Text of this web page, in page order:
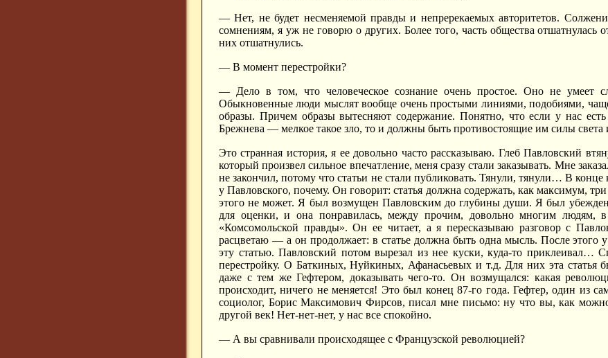
— Нет, не будет несменяемой правды и непререкаемых авторитетов.
сомнениям, я уж не говорю о других. Более того, часть общества
них отшатнулись.
— В момент перестройки?
— Дело в том, что человеческое сознание очень простое. Оно не умеет
Обыкновенные люди мыслят вообще очень простыми линиями, подобиями,
образы. Причем образы вытесняют содержание. Понятно, что если у нас
Брежнева — мелкое такое зло, то и должны быть противостоящие им силы
Это странная история, я ее довольно часто рассказываю. Глеб Павловский
который произвел сильное впечатление, меня сразу стали заказывать. Мне
не закончил, потому что статьи не стали публиковать. Тянули, тянули… В
у Павловского, почему. Он говорит: статья должна содержать, как максимум,
этого не может. Я был возмущен Павловским до глубины души. Я был
для оценки, и она понравилась, между прочим, довольно многим людям,
«Комсомольской правды». Он ее читает, а я пересказываю разговор с
расцветаю — а он продолжает: в статье должна быть одна мысль. После этого
эту статью. Павловский потом вырезал из нее куски, куда-то приклеивал…
перестройку. О Баткиных, Нуйкиных, Афанасьевых и т.д. Для них эта статья
даже с тем же Гефтером, доказывать чего-то. Он возмущался: какая
происходит, ничего не меняется! Это был конец 87-го года. Гефтер, один из
социолог, Борис Максимович Фирсов, писал мне письмо: ну что вы, как
другой век! Нет-нет-нет, у нас все спокойно.
— А вы сравнивали происходящее с Французской революцией?